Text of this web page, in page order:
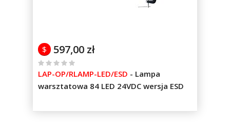
597,00 zł
$
%
100
LAP-OP/RLAMP-LED/ESD - Lampa
warsztatowa 84 LED 24VDC wersja ESD